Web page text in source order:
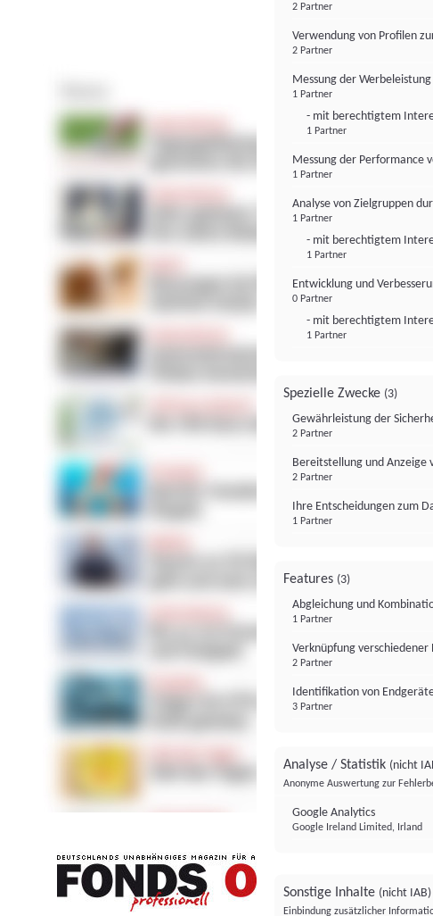
2 Partner
Verwendung von Profilen
2 Partner
Messung der Werbeleistung
1 Partner
- mit berechtigtem
1 Partner
Messung der Performance
1 Partner
Analyse von Zielgruppen
1 Partner
- mit berechtigtem
1 Partner
Entwicklung und
0 Partner
- mit berechtigtem
1 Partner
Spezielle Zwecke (3)
Gewährleistung der
2 Partner
Bereitstellung und Anzeige
2 Partner
Ihre Entscheidungen zum
1 Partner
Features (3)
Abgleichung und
1 Partner
Verknüpfung verschiedener
2 Partner
Identifikation von
3 Partner
Analyse / Statistik (nicht
Anonyme Auswertung zur
Google Analytics
Google Ireland Limited, Irland
Sonstige Inhalte (nicht IAB)
Einbindung zusätzlicher